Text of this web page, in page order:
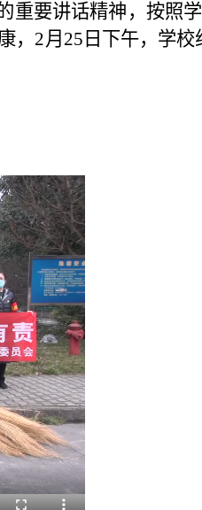
要讲话精神，按照
2月25日下午，学校